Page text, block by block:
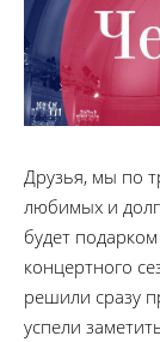
Друзья, мы по
любимых и
будет
концертного
решили сразу
успели